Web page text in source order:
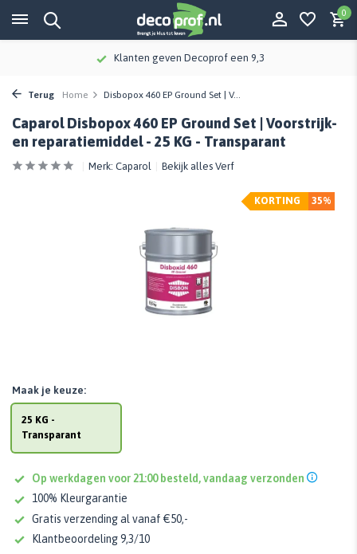
0
Klanten geven Decoprof een 9,3
Terug Home Disbopox 460 EP Ground Set | V...
Caparol Disbopox 460 EP Ground Set | Voorstrijk-
en reparatiemiddel - 25 KG - Transparant
Merk: Caparol Bekijk alles Verf
35%
KORTING
25 KG -
Transparant
Maak je keuze:
Op werkdagen voor 21:00 besteld, vandaag verzonden
100% Kleurgarantie
Gratis verzending al vanaf €50,-
Klantbeoordeling 9,3/10